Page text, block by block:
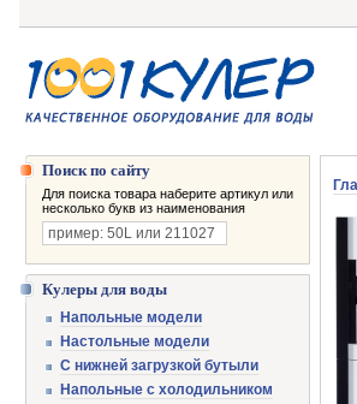
Поиск по сайту
Для поиска товара наберите артикул или
несколько букв из наименования
Кулеры для воды
Напольные модели
Настольные модели
С нижней загрузкой бутыли
Напольные с холодильником